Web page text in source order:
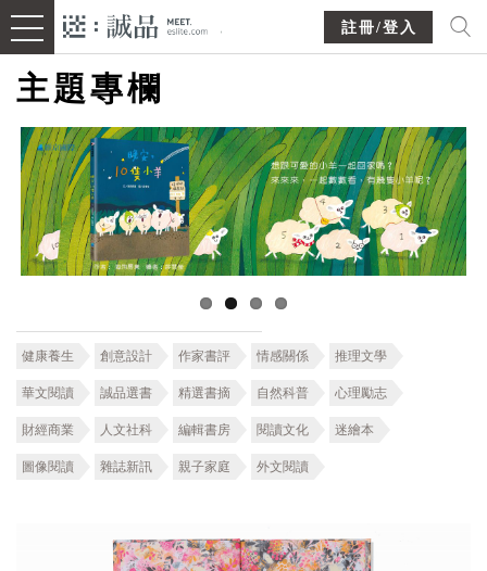
註冊/登入
主題專欄
健康養生 創意設計 作家書評 情感關係 推理文學
華文閱讀 誠品選書 精選書摘 自然科普 心理勵志
財經商業 人文社科 編輯書房 閱讀文化 迷繪本
圖像閱讀 雜誌新訊 親子家庭 外文閱讀